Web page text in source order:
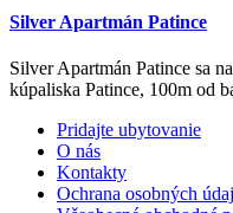
Silver Apartmán Patince
Silver Apartmán Patince sa
kúpaliska Patince, 100m od
Pridajte ubytovanie
O nás
Kontakty
Ochrana osobných